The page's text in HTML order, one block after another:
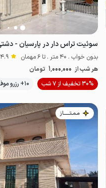
اقتصادی پت‌نواز
بدون خواب . 40 متر . تا 6 مهمان 4.9
هر شب از 1٬000٬000 تومان
30% تخفیف از 7 شب
10+ رزرو موفق
مـمـتــــــاز